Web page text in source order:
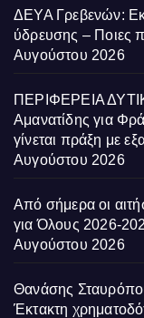
ΔΕΥΑ Γρεβενών:
ύδρευσης – Ποιες
Αυγούστου 2026
ΠΕΡΙΦΕΡΕΙΑ
Αμανατίδης για
γίνεται πράξη με
Αυγούστου 2026
Από σήμερα οι
για Όλους 2026-
Αυγούστου 2026
Θανάσης
Έκτακτη